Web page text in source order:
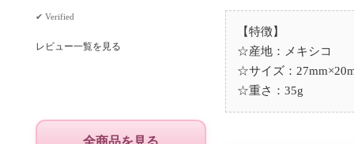
【特徴】
☆産地：メキシコ
☆サイズ：
☆重さ：35g
✔︎ Verified
レビュー一覧を見る